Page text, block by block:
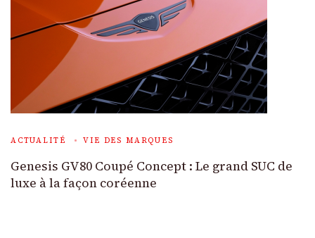
ACTUALITÉ VIE DES MARQUES
Genesis GV80 Coupé Concept : Le grand SUC de
luxe à la façon coréenne